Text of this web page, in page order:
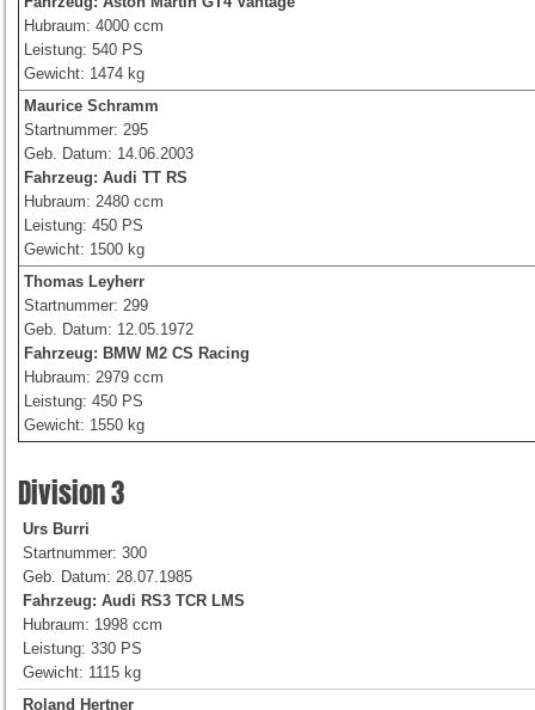
Hubraum: 4000 ccm
Leistung: 540 PS
Gewicht: 1474 kg
Maurice Schramm
Startnummer: 295
Geb. Datum: 14.06.2003
Fahrzeug: Audi TT RS
Hubraum: 2480 ccm
Leistung: 450 PS
Gewicht: 1500 kg
Thomas Leyherr
Startnummer: 299
Geb. Datum: 12.05.1972
Fahrzeug: BMW M2 CS Racing
Hubraum: 2979 ccm
Leistung: 450 PS
Gewicht: 1550 kg
Division 3
Urs Burri
Startnummer: 300
Geb. Datum: 28.07.1985
Fahrzeug: Audi RS3 TCR LMS
Hubraum: 1998 ccm
Leistung: 330 PS
Gewicht: 1115 kg
Roland Hertner